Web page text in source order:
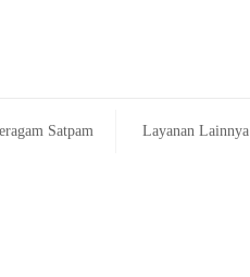
Satpam Layanan Lainnya